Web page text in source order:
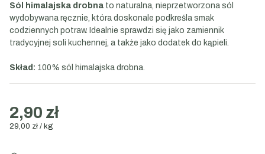
Sól himalajska drobna to naturalna, nieprzetworzona sól
wydobywana ręcznie, która doskonale podkreśla smak
codziennych potraw. Idealnie sprawdzi się jako zamiennik
tradycyjnej soli kuchennej, a także jako dodatek do kąpieli.
Skład: 100% sól himalajska drobna.
2,90 zł
29,00 zł / kg